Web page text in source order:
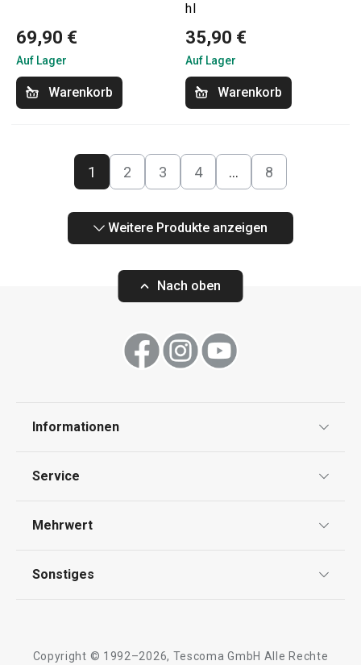
69,90 €
Auf Lager
Warenkorb
hl
35,90 €
Auf Lager
Warenkorb
1 2 3 4 … 8
Weitere Produkte anzeigen
Nach oben
Informationen
Impressum
Service
Kontaktformular
Mehrwert
Qualität
Sonstiges
Copyright © 1992–2026, Tescoma GmbH Alle Rechte